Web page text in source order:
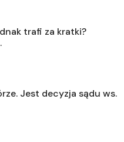
trafi za kratki?
Jest decyzja sądu ws.